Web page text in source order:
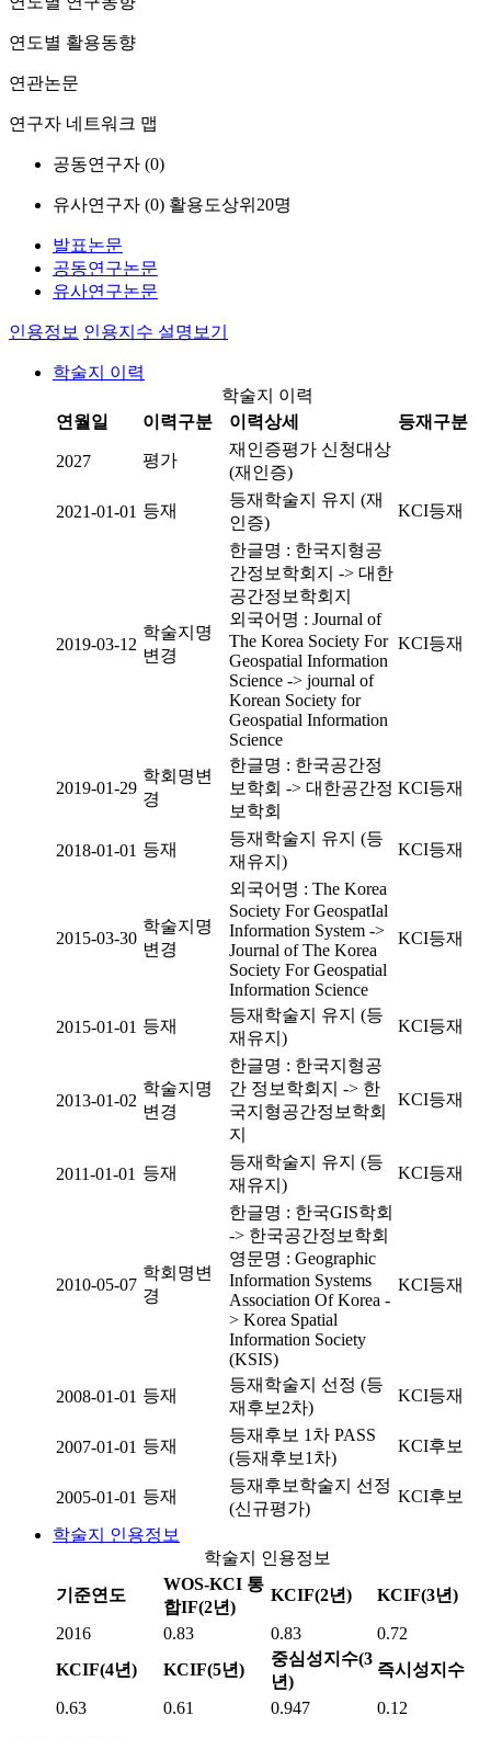
연도별 활용동향
연관논문
연구자 네트워크 맵
공동연구자 (0)
유사연구자 (0) 활용도상위20명
발표논문
공동연구논문
유사연구논문
인용정보 인용지수 설명보기
학술지 이력
학술지 이력
연월일
이력구분 이력상세 등재구분
2027 평가
재인증평가 신청대상
(재인증)
2021-01-01 등재
등재학술지 유지 (재
인증)
KCI등재
2019-03-12
학술지명
변경
한글명 : 한국지형공
간정보학회지 -> 대한
공간정보학회지
외국어명 : Journal of
The Korea Society For
Geospatial Information
Science -> journal of
Korean Society for
Geospatial Information
Science
KCI등재
2019-01-29
학회명변
경
한글명 : 한국공간정
보학회 -> 대한공간정
보학회
KCI등재
2018-01-01 등재
등재학술지 유지 (등
재유지)
KCI등재
2015-03-30
학술지명
변경
외국어명 : The Korea
Society For GeospatIal
Information System ->
Journal of The Korea
Society For Geospatial
Information Science
KCI등재
2015-01-01 등재
등재학술지 유지 (등
재유지)
KCI등재
2013-01-02
학술지명
변경
한글명 : 한국지형공
간 정보학회지 -> 한
국지형공간정보학회
지
KCI등재
2011-01-01 등재
등재학술지 유지 (등
재유지)
KCI등재
2010-05-07
학회명변
경
한글명 : 한국GIS학회
-> 한국공간정보학회
영문명 : Geographic
Information Systems
Association Of Korea -
> Korea Spatial
Information Society
(KSIS)
KCI등재
2008-01-01 등재
등재학술지 선정 (등
재후보2차)
KCI등재
2007-01-01 등재
등재후보 1차 PASS
(등재후보1차)
KCI후보
2005-01-01 등재
등재후보학술지 선정
(신규평가)
KCI후보
학술지 인용정보
학술지 인용정보
기준연도
WOS-KCI 통
합IF(2년)
KCIF(2년) KCIF(3년)
2016 0.83 0.83
0.72
KCIF(4년)
KCIF(5년)
중심성지수(3
년)
즉시성지수
0.63 0.61 0.947 0.12